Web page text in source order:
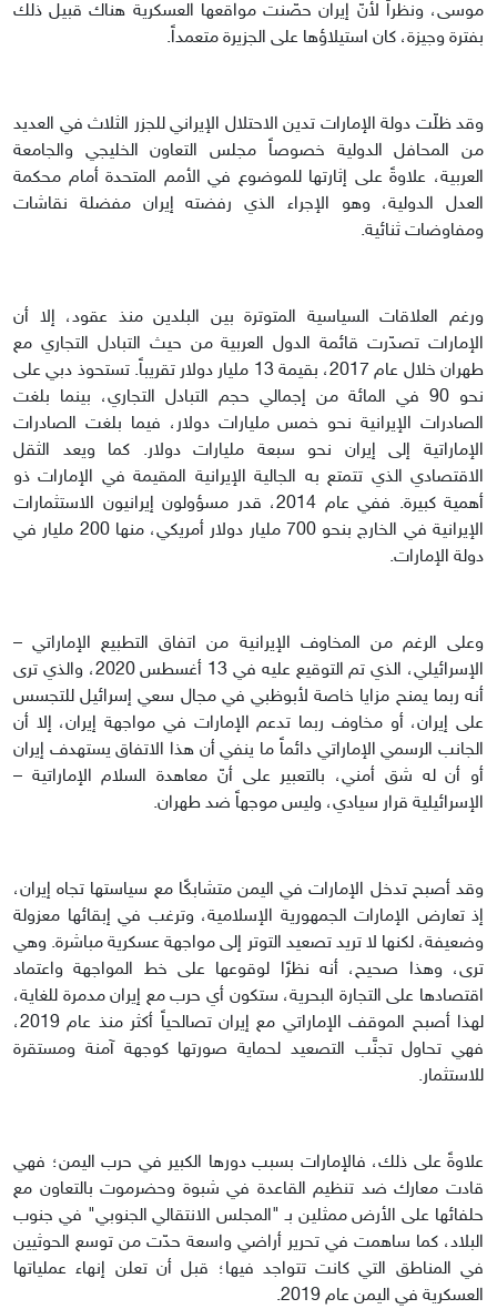
موسى، ونظراً لأنّ إيران حصّنت مواقعها العسكرية هناك قبيل ذلك
بفترة وجيزة، كان استيلاؤها على الجزيرة متعمداً.
وقد ظلّت دولة الإمارات تدين الاحتلال الإيراني للجزر الثلاث في العديد
من المحافل الدولية خصوصاً مجلس التعاون الخليجي والجامعة
العربية، علاوةً على إثارتها للموضوع في الأمم المتحدة أمام محكمة
العدل الدولية، وهو الإجراء الذي رفضته إيران مفضلة نقاشات
ومفاوضات ثنائية.
ورغم العلاقات السياسية المتوترة بين البلدين منذ عقود، إلا أن
الإمارات تصدّرت قائمة الدول العربية من حيث التبادل التجاري مع
طهران خلال عام 2017، بقيمة 13 مليار دولار تقريباً. تستحوذ دبي على
نحو 90 في المائة من إجمالي حجم التبادل التجاري، بينما بلغت
الصادرات الإيرانية نحو خمس مليارات دولار، فيما بلغت الصادرات
الإماراتية إلى إيران نحو سبعة مليارات دولار. كما ويعد الثقل
الاقتصادي الذي تتمتع به الجالية الإيرانية المقيمة في الإمارات ذو
أهمية كبيرة. ففي عام 2014، قدر مسؤولون إيرانيون الاستثمارات
الإيرانية في الخارج بنحو 700 مليار دولار أمريكي، منها 200 مليار في
دولة الإمارات.
وعلى الرغم من المخاوف الإيرانية من اتفاق التطبيع الإماراتي –
الإسرائيلي، الذي تم التوقيع عليه في 13 أغسطس 2020، والذي ترى
أنه ربما يمنح مزايا خاصة لأبوظبي في مجال سعي إسرائيل للتجسس
على إيران، أو مخاوف ربما تدعم الإمارات في مواجهة إيران، إلا أن
الجانب الرسمي الإماراتي دائماً ما ينفي أن هذا الاتفاق يستهدف إيران
أو أن له شق أمني، بالتعبير على أنّ معاهدة السلام الإماراتية –
الإسرائيلية قرار سيادي، وليس موجهاً ضد طهران.
وقد أصبح تدخل الإمارات في اليمن متشابكًا مع سياستها تجاه إيران،
إذ تعارض الإمارات الجمهورية الإسلامية، وترغب في إبقائها معزولة
وضعيفة، لكنها لا تريد تصعيد التوتر إلى مواجهة عسكرية مباشرة. وهي
ترى، وهذا صحيح، أنه نظرًا لوقوعها على خط المواجهة واعتماد
اقتصادها على التجارة البحرية، ستكون أي حرب مع إيران مدمرة للغاية،
لهذا أصبح الموقف الإماراتي مع إيران تصالحياً أكثر منذ عام 2019،
فهي تحاول تجنَّب التصعيد لحماية صورتها كوجهة آمنة ومستقرة
للاستثمار.
علاوةً على ذلك، فالإمارات بسبب دورها الكبير في حرب اليمن؛ فهي
قادت معارك ضد تنظيم القاعدة في شبوة وحضرموت بالتعاون مع
حلفائها على الأرض ممثلين بـ "المجلس الانتقالي الجنوبي" في جنوب
البلاد، كما ساهمت في تحرير أراضي واسعة حدّت من توسع الحوثيين
في المناطق التي كانت تتواجد فيها؛ قبل أن تعلن إنهاء عملياتها
العسكرية في اليمن عام 2019.